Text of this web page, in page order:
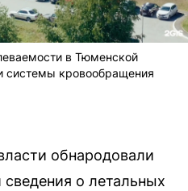
в Тюменской
системы кровообращения
обнародовали
о летальных